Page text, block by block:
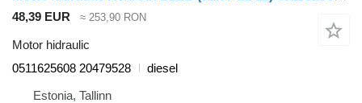
48,39 EUR ≈ 253,90 RON
Motor hidraulic
0511625608 20479528
diesel
Estonia, Tallinn